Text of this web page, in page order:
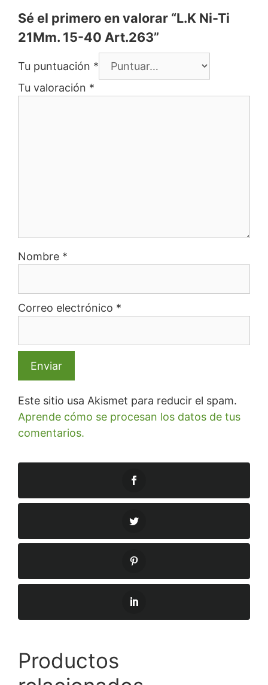
Sé el primero en valorar “L.K Ni-Ti
21Mm. 15-40 Art.263”
Tu puntuación *
Tu valoración *
Nombre *
Correo electrónico *
Este sitio usa Akismet para reducir el spam.
Aprende cómo se procesan los datos de tus
comentarios.
Productos